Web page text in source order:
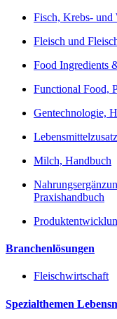
Fisch, Krebs- und
Fleisch und
Food Ingredients
Functional Food,
Gentechnologie,
Milch, Handbuch
Praxishandbuch
Branchenlösungen
Fleischwirtschaft
Spezialthemen